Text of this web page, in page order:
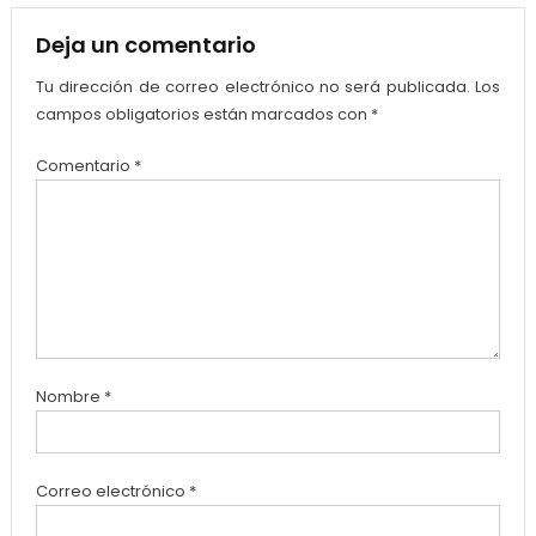
Deja un comentario
Tu dirección de correo electrónico no será publicada. Los
campos obligatorios están marcados con *
Comentario *
Nombre *
Correo electrónico *